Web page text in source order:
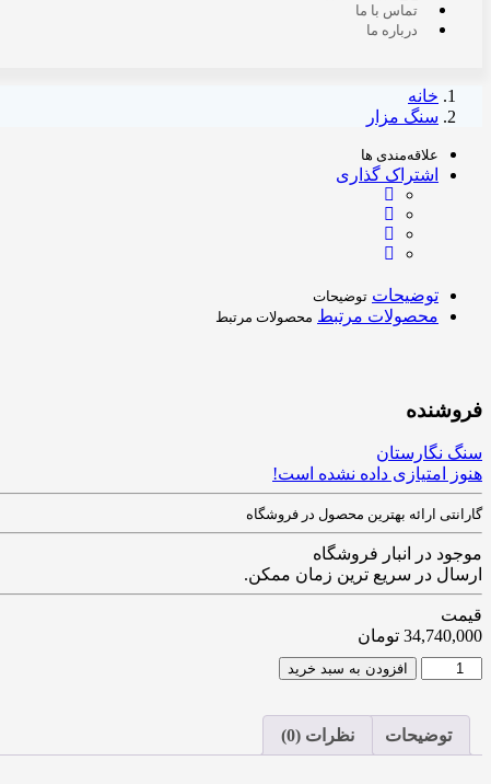
تماس با ما
درباره ما
خانه
سنگ مزار
علاقه‌مندی ها
اشتراک گذاری
توضیحات توضیحات
محصولات مرتبط محصولات مرتبط
فروشنده
سنگ نگارستان
هنوز امتیازی داده نشده است!
گارانتی ارائه بهترین محصول در فروشگاه
موجود در انبار فروشگاه
ارسال در سریع ترین زمان ممکن.
قیمت
34,740,000 تومان
افزودن به سبد خرید
توضیحات نظرات (0)